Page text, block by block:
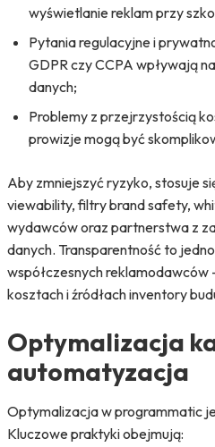
wyświetlanie reklam przy
Pytania regulacyjne i
GDPR czy CCPA wpływają
danych;
Problemy z przejrzystością
prowizje mogą być
Aby zmniejszyć ryzyko, stosuje
viewability, filtry brand safety,
wydawców oraz partnerstwa z
danych. Transparentność to
współczesnych reklamodawców
kosztach i źródłach inventory
Optymalizacja
automatyzacja
Optymalizacja w programmatic
Kluczowe praktyki obejmują: